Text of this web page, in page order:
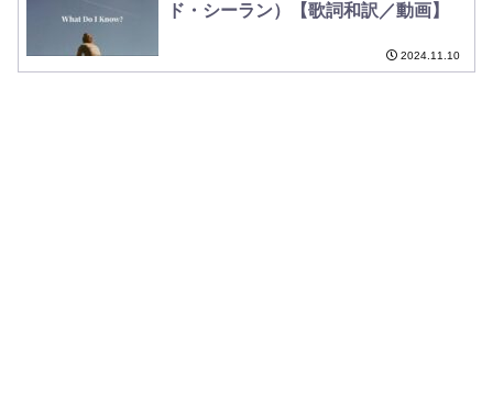
ド・シーラン）【歌詞和訳／動画】
2024.11.10